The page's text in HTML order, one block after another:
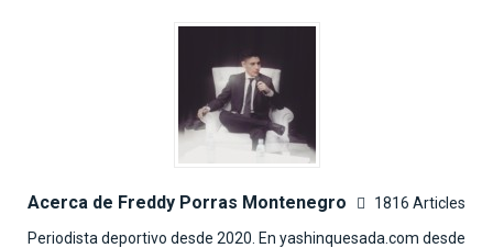
Acerca de Freddy Porras Montenegro
1816 Articles
Periodista deportivo desde 2020. En yashinquesada.com desde